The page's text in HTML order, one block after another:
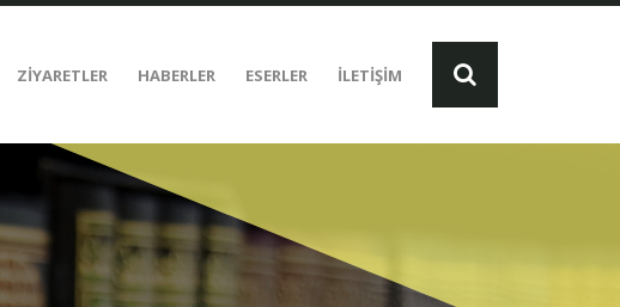
ZİYARETLER HABERLER ESERLER İLETİŞİM